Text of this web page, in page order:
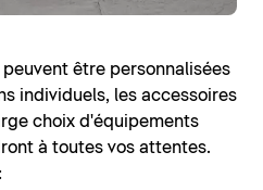
être personnalisées
individuels, les accessoires
choix d'équipements
à toutes vos attentes.